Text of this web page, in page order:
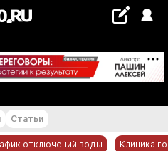
°С
Статьи
отключений воды Клиника